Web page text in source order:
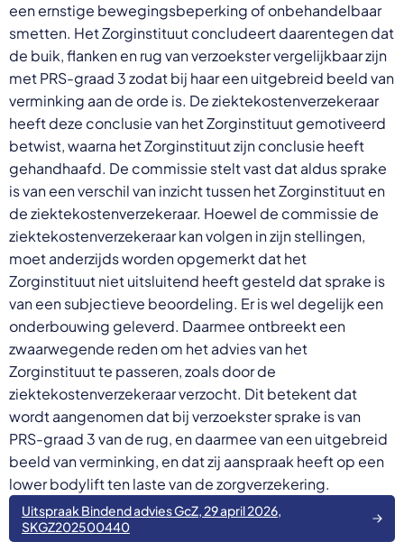
een ernstige bewegingsbeperking of onbehandelbaar
smetten. Het Zorginstituut concludeert daarentegen dat
de buik, flanken en rug van verzoekster vergelijkbaar zijn
met PRS-graad 3 zodat bij haar een uitgebreid beeld van
verminking aan de orde is. De ziektekostenverzekeraar
heeft deze conclusie van het Zorginstituut gemotiveerd
betwist, waarna het Zorginstituut zijn conclusie heeft
gehandhaafd. De commissie stelt vast dat aldus sprake
is van een verschil van inzicht tussen het Zorginstituut en
de ziektekostenverzekeraar. Hoewel de commissie de
ziektekostenverzekeraar kan volgen in zijn stellingen,
moet anderzijds worden opgemerkt dat het
Zorginstituut niet uitsluitend heeft gesteld dat sprake is
van een subjectieve beoordeling. Er is wel degelijk een
onderbouwing geleverd. Daarmee ontbreekt een
zwaarwegende reden om het advies van het
Zorginstituut te passeren, zoals door de
ziektekostenverzekeraar verzocht. Dit betekent dat
wordt aangenomen dat bij verzoekster sprake is van
PRS-graad 3 van de rug, en daarmee van een uitgebreid
beeld van verminking, en dat zij aanspraak heeft op een
lower bodylift ten laste van de zorgverzekering.
Uitspraak Bindend advies GcZ, 29 april 2026,
SKGZ202500440